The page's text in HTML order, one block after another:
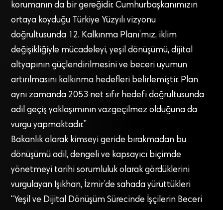
korumanın da bir gereğidir. Cumhurbaşkanımızın
ortaya koyduğu Türkiye Yüzyılı vizyonu
doğrultusunda 12. Kalkınma Planı’mız, iklim
değişikliğiyle mücadeleyi, yeşil dönüşümü, dijital
altyapının güçlendirilmesini ve beceri uyumun
artırılmasını kalkınma hedefleri belirlemiştir. Plan
aynı zamanda 2053 net sıfır hedefi doğrultusunda
adil geçiş yaklaşımının vazgeçilmez olduğuna da
vurgu yapmaktadır.”
Bakanlık olarak kimseyi geride bırakmadan bu
dönüşümü adil, dengeli ve kapsayıcı biçimde
yönetmeyi tarihi sorumluluk olarak gördüklerini
vurgulayan Işıkhan, İzmir’de sahada yürüttükleri
“Yeşil ve Dijital Dönüşüm Sürecinde İşçilerin Beceri